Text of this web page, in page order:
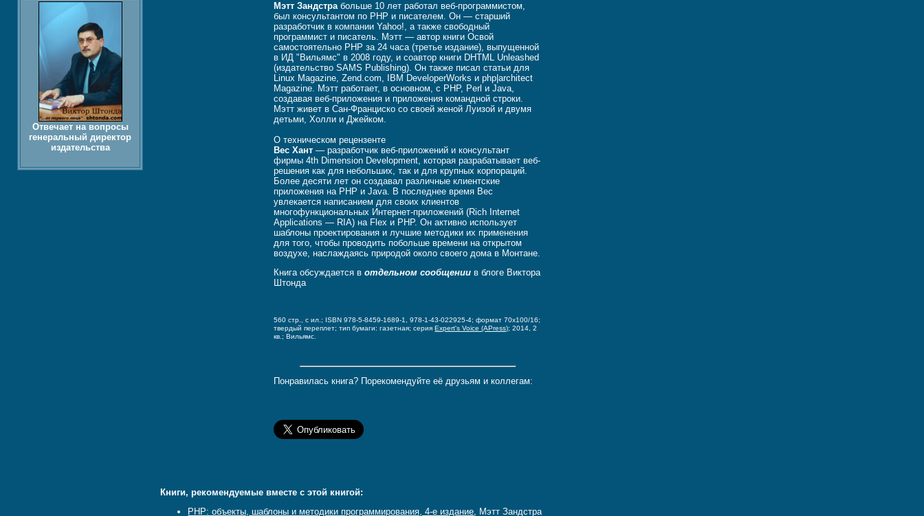
Мэтт Зандстрабольше 10 лет работал веб-программистом,
был консультантом по PHP и писателем. Он — старший
разработчик в компании Yahoo!, а также свободный
программист и писатель. Мэтт — автор книги Освой
самостоятельно PHP за 24 часа (третье издание), выпущенной
в ИД "Вильямс" в 2008 году, и соавтор книги DHTML Unleashed
(издательство SAMS Publishing). Он также писал статьи для
Linux Magazine, Zend.com, IBM DeveloperWorks и php|architect
Magazine. Мэтт работает, в основном, с PHP, Perl и Java,
создавая веб-приложения и приложения командной строки.
Мэтт живет в Сан-Франциско со своей женой Луизой и двумя
детьми, Холли и Джейком.
О техническом рецензенте
Вес Хант — разработчик веб-приложений и консультант
фирмы 4th Dimension Development, которая разрабатывает веб-
решения как для небольших, так и для крупных корпораций.
Более десяти лет он создавал различные клиентские
приложения на PHP и Java. В последнее время Вес
увлекается написанием для своих клиентов
многофункциональных Интернет-приложений (Rich Internet
Applications — RIA) на Flex и PHP. Он активно использует
шаблоны проектирования и лучшие методики их применения
для того, чтобы проводить побольше времени на открытом
воздухе, наслаждаясь природой около своего дома в Монтане.
Книга обсуждается вотдельном сообщении в блоге Виктора
Штонда
560 стр., с ил.; ISBN 978-5-8459-1689-1, 978-1-43-022925-4;формат 70x100/16;
твердый переплет;тип бумаги: газетная;серия Expert's Voice (APress); 2014, 2
кв.; Вильямс.
Понравилась книга? Порекомендуйте её друзьям и коллегам:
Книги, рекомендуемые вместе с этой книгой:
PHP: объекты, шаблоны и методики программирования, 4-е издание, Мэтт Зандстра
Отвечает на вопросы
генеральный директор
издательства